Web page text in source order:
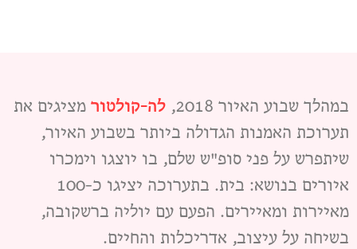
במהלך שבוע האיור 2018, לה-קולטור מציגים את
תערוכת האמנות הגדולה ביותר בשבוע האיור,
שיתפרש על פני סופ"ש שלם, בו יוצגו וימכרו
איורים בנושא: בית. בתערוכה יציגו כ-100
מאיירות ומאיירים. הפעם עם יוליה ברשקובה,
בשיחה על עיצוב, אדריכלות והחיים.